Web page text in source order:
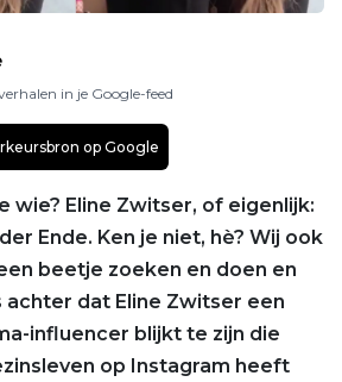
in je Google-feed
op Google
wie? Eline Zwitser, of eigenlijk:
Ende. Ken je niet, hè? Wij ook
beetje zoeken en doen en
achter dat Eline Zwitser een
influencer blijkt te zijn die
op Instagram heeft